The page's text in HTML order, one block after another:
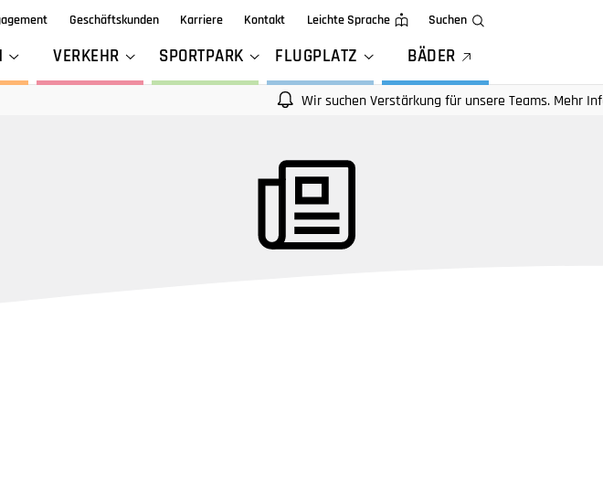
Geschäftskunden Karriere Kontakt Leichte Sprache Suchen
VERKEHR SPORTPARK FLUGPLATZ BÄDER
Wir suchen Verstärkung für unsere Teams. Mehr Infos auf